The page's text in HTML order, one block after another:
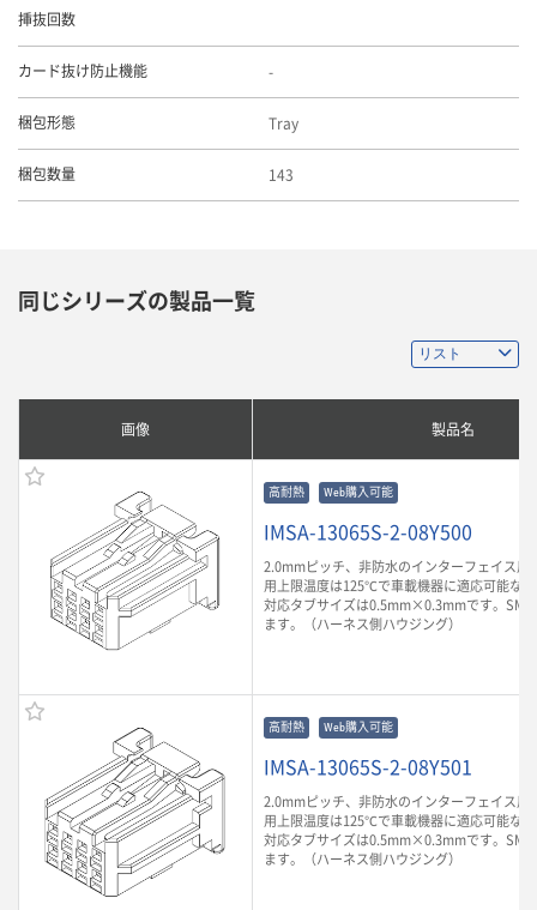
挿抜回数
カード抜け防止機能 -
梱包形態 Tray
梱包数量 143
同じシリーズの製品一覧
画像 製品名
高耐熱 Web購入可能
IMSA-13065S-2-08Y500
2.0mmピッチ、非防水のインターフェイス用
用上限温度は125℃で車載機器に適応可能な
対応タブサイズは0.5mm×0.3mmです。SMT
ます。（ハーネス側ハウジング）
高耐熱 Web購入可能
IMSA-13065S-2-08Y501
2.0mmピッチ、非防水のインターフェイス用
用上限温度は125℃で車載機器に適応可能な
対応タブサイズは0.5mm×0.3mmです。SMT
ます。（ハーネス側ハウジング）